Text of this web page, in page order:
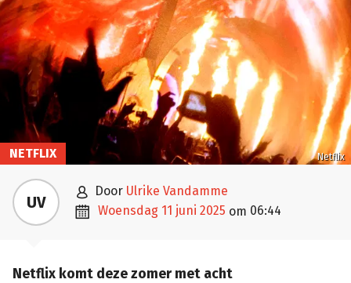
Netflix
NETFLIX
UV  door Ulrike Vandamme
 woensdag 11 juni 2025 om 06:44
Netflix komt deze zomer met acht